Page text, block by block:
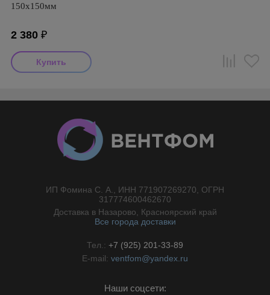
150х150мм
2 380 ₽
ИП Фомина С. А., ИНН 771907269270, ОГРН
317774600462670
Доставка в Назарово, Красноярский край
Все города доставки
Тел.: +7 (925) 201-33-89
E-mail: ventfom@yandex.ru
Наши соцсети: